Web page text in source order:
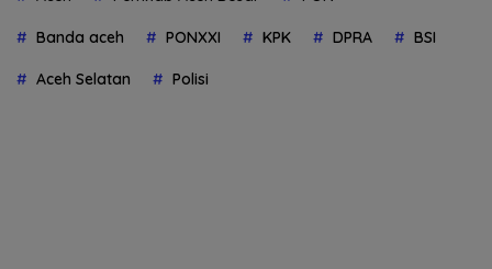
Banda aceh PONXXI KPK DPRA BSI
Aceh Selatan Polisi